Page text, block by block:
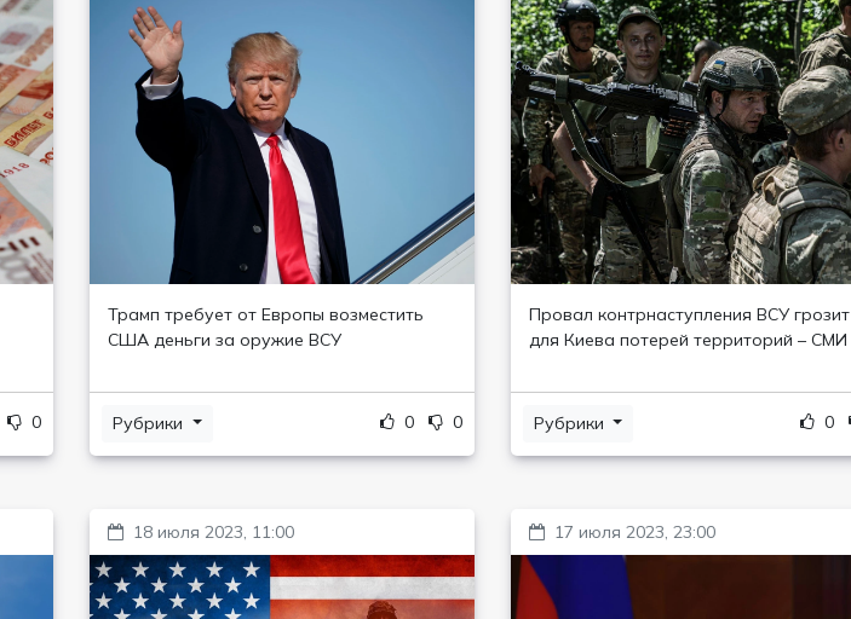
0
Трамп требует от Европы возместить
США деньги за оружие ВСУ
Рубрики 0 0
Провал контрнаступления ВСУ грозит
для Киева потерей территорий – СМИ
Рубрики 0
18 июля 2023, 11:00 17 июля 2023, 23:00